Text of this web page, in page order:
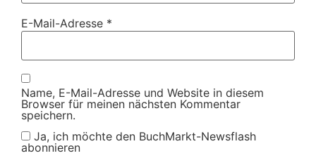
E-Mail-Adresse *
Name, E-Mail-Adresse und Website in diesem
Browser für meinen nächsten Kommentar
speichern.
Ja, ich möchte den BuchMarkt-Newsflash
abonnieren